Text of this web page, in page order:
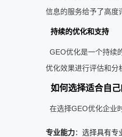
信息的服务给予了高度
持续的优化和支持
GEO优化是一个持续
优化效果进行评估和分
如何选择适合自
在选择GEO优化企业
专业能力：选择具有专